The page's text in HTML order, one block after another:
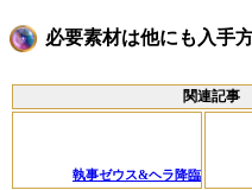
必要素材は他にも入手
関連記事
執事ゼウス&ヘラ降臨